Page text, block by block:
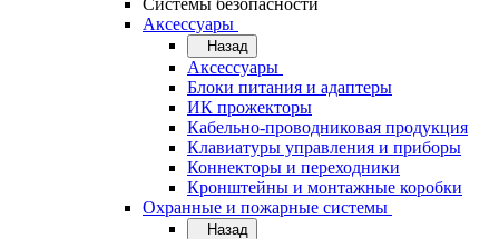
Системы безопасности
Аксессуары
Назад
Аксессуары
Блоки питания и адаптеры
ИК прожекторы
Кабельно-проводниковая продукция
Клавиатуры управления и приборы
Коннекторы и переходники
Кронштейны и монтажные коробки
Охранные и пожарные системы
Назад